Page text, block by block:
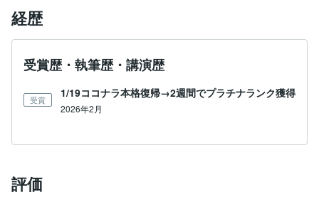
経歴
受賞歴・執筆歴・講演歴
受賞
1/19ココナラ本格復帰→2週間でプラチナランク獲得
2026年2月
評価